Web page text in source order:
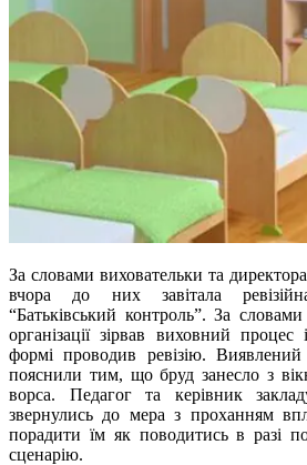
За словами виховательки та
вчора до них завітала ревізійна
“Батьківський контроль”. За
організації зірвав виховний процес
формі проводив ревізію.
пояснили тим, що бруд занесло з
ворса. Педагог та керівник
звернулись до мера з проханням
порадити їм як поводитись в разі
сценарію.